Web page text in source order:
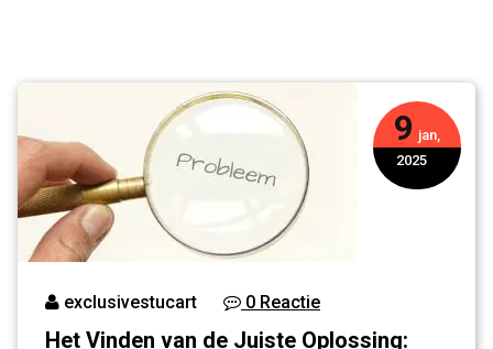
9 jan,
2025
exclusivestucart 0 Reactie
Het Vinden van de Juiste Oplossing: